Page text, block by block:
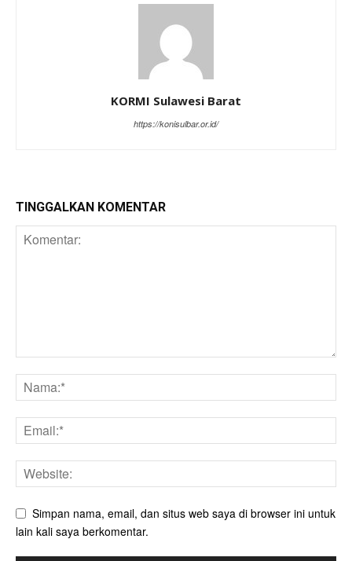
KORMI Sulawesi Barat
https://konisulbar.or.id/
TINGGALKAN KOMENTAR
Simpan nama, email, dan situs web saya di browser ini untuk
lain kali saya berkomentar.